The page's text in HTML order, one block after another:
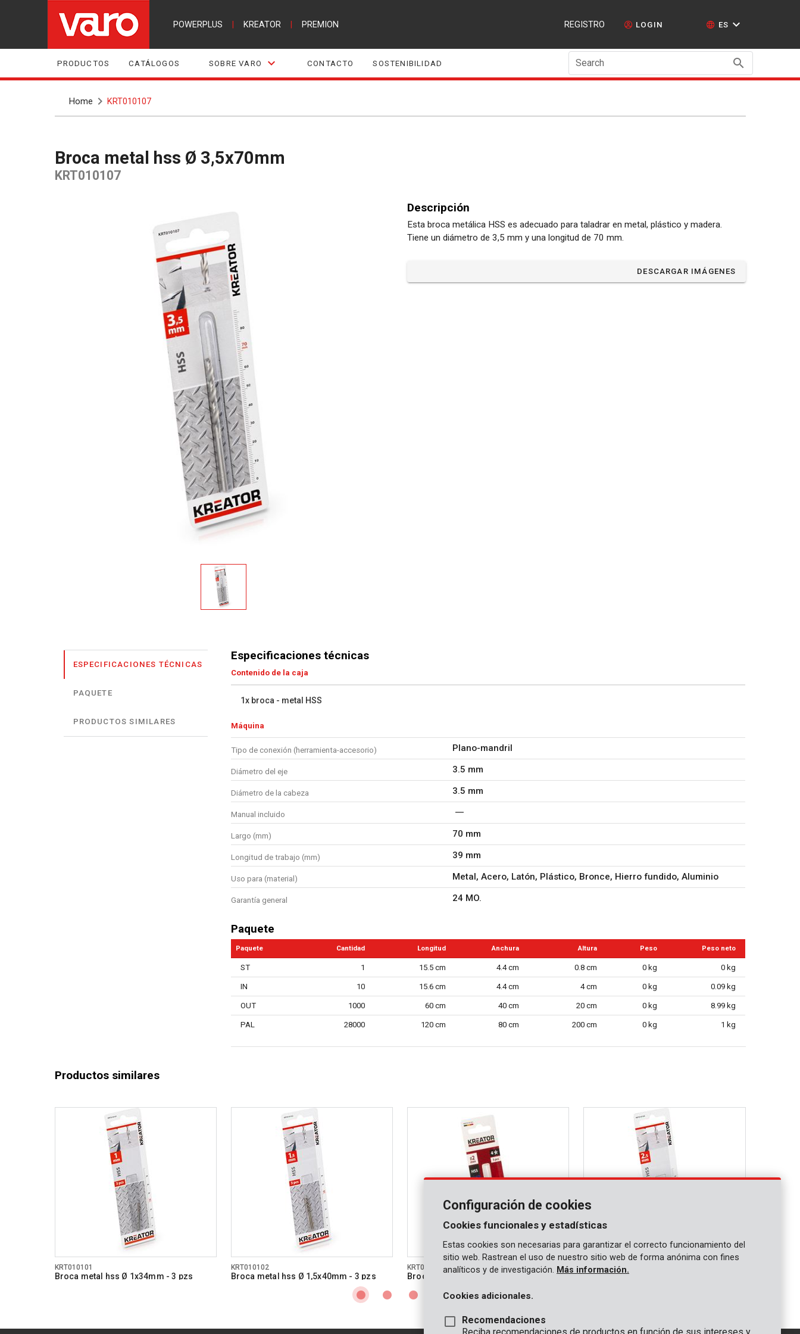
POWERPLUS KREATOR PREMION REGISTRO LOGIN ES
PRODUCTOS CATÁLOGOS SOBRE VARO CONTACTO SOSTENIBILIDAD Search
Home KRT010107
Broca metal hss Ø 3,5x70mm
KRT010107
Descripción
Esta broca metálica HSS es adecuado para taladrar en metal, plástico y madera.
Tiene un diámetro de 3,5 mm y una longitud de 70 mm.
DESCARGAR IMÁGENES
ESPECIFICACIONES TÉCNICAS
PAQUETE
PRODUCTOS SIMILARES
Especificaciones técnicas
Contenido de la caja
1x broca - metal HSS
Máquina
Tipo de conexión (herramienta-accesorio) Plano-mandril
Diámetro del eje 3.5 mm
Diámetro de la cabeza 3.5 mm
Manual incluido
Largo (mm) 70 mm
Longitud de trabajo (mm) 39 mm
Uso para (material) Metal, Acero, Latón, Plástico, Bronce, Hierro fundido, Aluminio
Garantía general 24 MO.
Paquete
Paquete Cantidad Longitud Anchura Altura Peso Peso neto
ST 1 15.5 cm 4.4 cm 0.8 cm 0 kg 0 kg
IN 10 15.6 cm 4.4 cm 4 cm 0 kg 0.09 kg
OUT 1000 60 cm 40 cm 20 cm 0 kg 8.99 kg
PAL 28000 120 cm 80 cm 200 cm 0 kg 1 kg
Productos similares
KRT010101
Broca metal hss Ø 1x34mm - 3 pzs
KRT010102
Broca metal hss Ø 1,5x40mm - 3 pzs
KRT010103
Broca metal hss Ø 2x49mm - 3 pzs
KRT010104
Broca metal hss Ø 2,5x57mm - 3 pzs
Configuración de cookies
Cookies funcionales y estadísticas
Estas cookies son necesarias para garantizar el correcto funcionamiento del
sitio web. Rastrean el uso de nuestro sitio web de forma anónima con fines
analíticos y de investigación. Más información.
Cookies adicionales.
Recomendaciones